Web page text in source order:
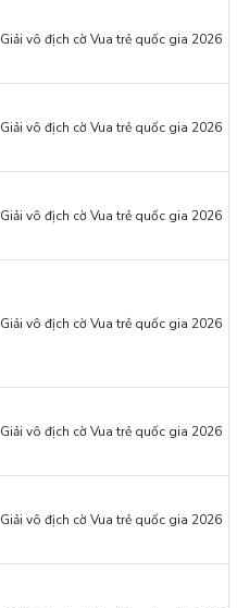
Giải vô địch cờ Vua trẻ quốc gia 2026
Giải vô địch cờ Vua trẻ quốc gia 2026
Giải vô địch cờ Vua trẻ quốc gia 2026
Giải vô địch cờ Vua trẻ quốc gia 2026
Giải vô địch cờ Vua trẻ quốc gia 2026
Giải vô địch cờ Vua trẻ quốc gia 2026